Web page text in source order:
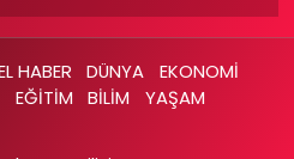
HABER DÜNYA
EKONOMİ
EĞİTİM BİLİM YAŞAM